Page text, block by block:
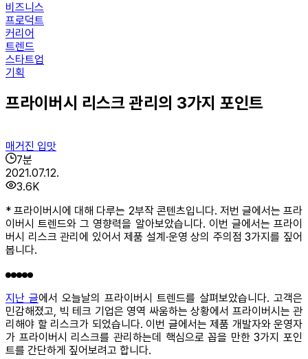
비즈니스
프로덕트
커리어
트렌드
스타트업
기획
프라이버시 리스크 관리의 3가지 포인트
매거진 입맛
7분
2021.07.12.
3.6K
* 프라이버시에 대해 다루는 2부작 콘텐츠입니다. 저번 글에서는 프라
이버시 트렌드와 그 영향력을 알아보았습니다. 이번 글에서는 프라이
버시 리스크 관리에 있어서 제품 설계·운영 상의 주의점 3가지를 짚어
봅니다.
지난 글에서 오늘날의 프라이버시 트렌드를 살펴보았습니다. 고객은
민감해졌고, 빅 테크 기업은 영역 싸움하는 상황에서 프라이버시는 관
리해야 할 리스크가 되었습니다. 이번 글에서는 제품 개발자와 운영자
가 프라이버시 리스크를 관리하는데 핵심으로 꼽을 만한 3가지 포인
트를 간단하게 짚어보려고 합니다.